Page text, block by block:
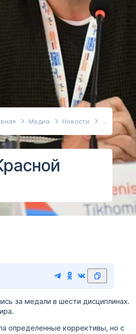
Медиа Новости
за медали в шести дисциплинах.
определенные коррективы, но с